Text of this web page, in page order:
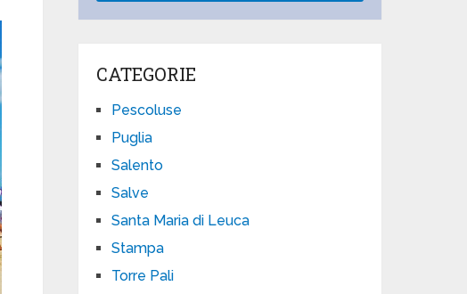
CATEGORIE
Pescoluse
Puglia
Salento
Salve
Santa Maria di Leuca
Stampa
Torre Pali